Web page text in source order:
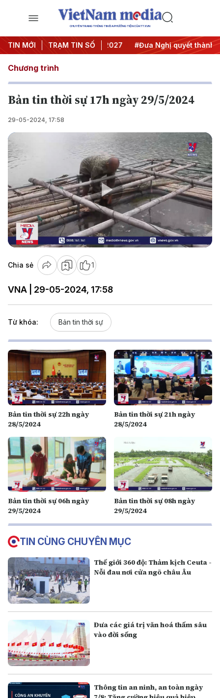
CHUYÊN TRANG THÔNG TIN ĐA PHƯƠNG TIỆN CỦA TTXVN
TIN MỚI TRẠM TIN SỐ
Trung ương 3 #APEC 2027 #Đưa Nghị quyết thành
Chương trình
Bản tin thời sự 17h ngày 29/5/2024
29-05-2024, 17:58
Play
Video
Chia sẻ 1
VNA | 29-05-2024, 17:58
Từ khóa: Bản tin thời sự
Bản tin thời sự 22h ngày
28/5/2024
Bản tin thời sự 21h ngày
28/5/2024
Bản tin thời sự 06h ngày
29/5/2024
Bản tin thời sự 08h ngày
29/5/2024
TIN CÙNG CHUYÊN MỤC
Thế giới 360 độ: Thảm kịch Ceuta -
Nỗi đau nơi cửa ngõ châu Âu
Đưa các giá trị văn hoá thấm sâu
vào đời sống
Thông tin an ninh, an toàn ngày